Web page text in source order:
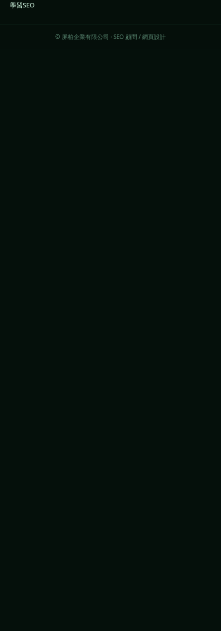
學習SEO
© 屏柏企業有限公司 · SEO 顧問 / 網頁設計